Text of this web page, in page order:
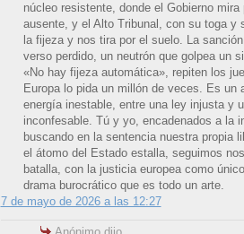
núcleo resistente, donde el Gobierno mira
ausente, y el Alto Tribunal, con su toga y
la fijeza y nos tira por el suelo. La
verso perdido, un neutrón que golpea un
«No hay fijeza automática», repiten los
Europa lo pida un millón de veces. Es un
energía inestable, entre una ley injusta y
inconfesable. Tú y yo, encadenados a la
buscando en la sentencia nuestra propia
el átomo del Estado estalla, seguimos
batalla, con la justicia europea como
drama burocrático que es todo un arte.
7 de mayo de 2026 a las 12:27